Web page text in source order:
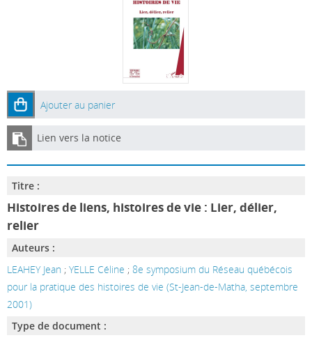
Ajouter au panier
Lien vers la notice
Titre :
Histoires de liens, histoires de vie : Lier, délier,
relier
Auteurs :
LEAHEY Jean ; YELLE Céline ; 8e symposium du Réseau québécois
pour la pratique des histoires de vie (St-Jean-de-Matha, septembre
2001)
Type de document :